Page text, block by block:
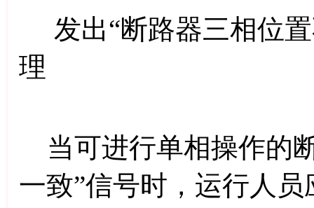
发出“断路器三相位置
理
当可进行单相操作的
一致”信号时，运行人